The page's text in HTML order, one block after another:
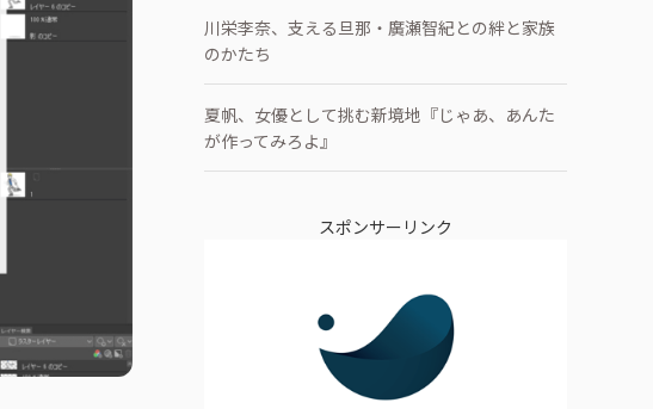
川栄李奈、支える旦那・廣瀬智紀との絆と家族
のかたち
夏帆、女優として挑む新境地『じゃあ、あんた
が作ってみろよ』
スポンサーリンク